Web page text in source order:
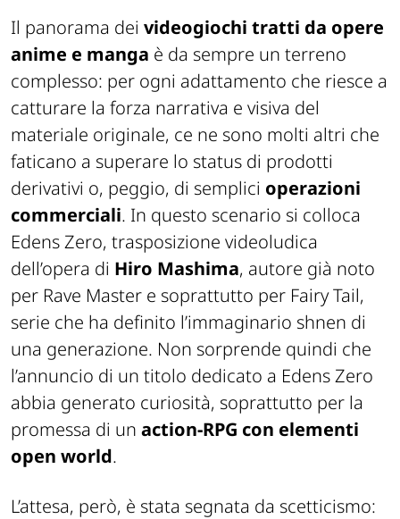
Il panorama dei videogiochi tratti da opere
anime e manga è da sempre un terreno
complesso: per ogni adattamento che riesce a
catturare la forza narrativa e visiva del
materiale originale, ce ne sono molti altri che
faticano a superare lo status di prodotti
derivativi o, peggio, di semplici operazioni
commerciali. In questo scenario si colloca
Edens Zero, trasposizione videoludica
dell’opera di Hiro Mashima, autore già noto
per Rave Master e soprattutto per Fairy Tail,
serie che ha definito l’immaginario shnen di
una generazione. Non sorprende quindi che
l’annuncio di un titolo dedicato a Edens Zero
abbia generato curiosità, soprattutto per la
promessa di un action-RPG con elementi
open world.
L’attesa, però, è stata segnata da scetticismo: